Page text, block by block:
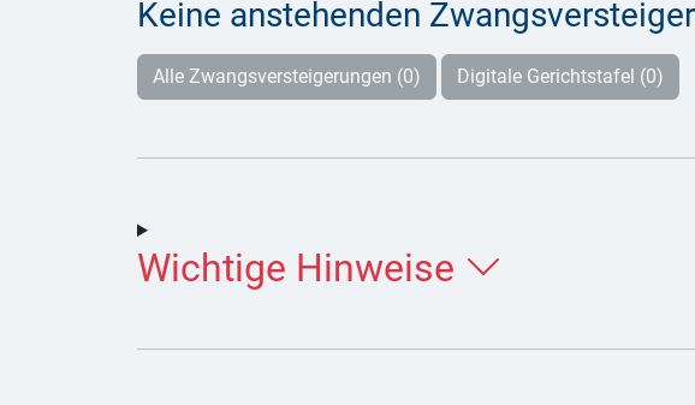
Keine anstehenden
Alle Zwangsversteigerungen (0) Digitale Gerichtstafel (0)
Wichtige Hinweise